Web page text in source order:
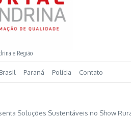
e Região
Brasil Paraná Polícia Contato
Soluções Sustentáveis no Show